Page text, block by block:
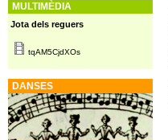
MULTIMÈDIA
Jota dels reguers
tqAM5CjdXOs
DANSES